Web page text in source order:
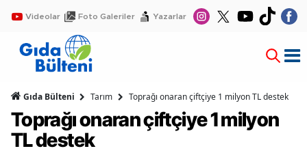
Videolar Foto Galeriler Yazarlar
Gıda Bülteni Tarım Toprağı onaran çiftçiye 1 milyon TL destek
Toprağı onaran çiftçiye 1 milyon
TL destek